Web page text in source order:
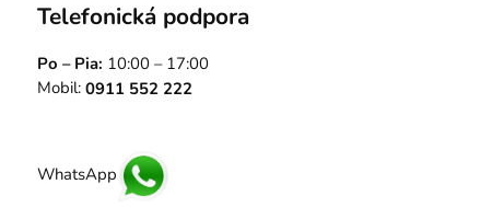
Telefonická podpora
Po – Pia: 10:00 – 17:00
Mobil: 0911 552 222
WhatsApp